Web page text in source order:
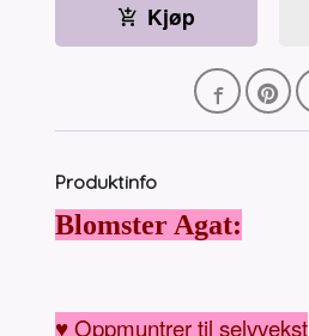
Kjøp
Produktinfo
Blomster Agat:
♥ Oppmuntrer til selvvekst